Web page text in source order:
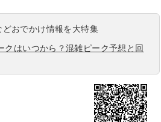
どおでかけ情報を大特集
クはいつから？混雑ピーク予想と回